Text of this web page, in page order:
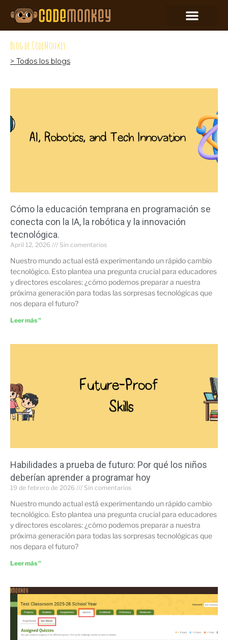
Blog de CodeMonkey
> Todos los blogs
Cómo la educación temprana en programación se
conecta con la IA, la robótica y la innovación
tecnológica.
April 12, 2026 Sin comentarios
Nuestro mundo actual está experimentando un rápido cambio
tecnológico. Esto plantea una pregunta crucial para educadores
y directores escolares: ¿cómo podemos preparar a nuestra
próxima generación para todas las sorpresas tecnológicas que
nos depara el futuro?
Leer más "
Habilidades a prueba de futuro: Por qué los niños
deberían aprender a programar hoy
19 de febrero de 2026 Sin comentarios
Nuestro mundo actual está experimentando un rápido cambio
tecnológico. Esto plantea una pregunta crucial para educadores
y directores escolares: ¿cómo podemos preparar a nuestra
próxima generación para todas las sorpresas tecnológicas que
nos depara el futuro?
Leer más "